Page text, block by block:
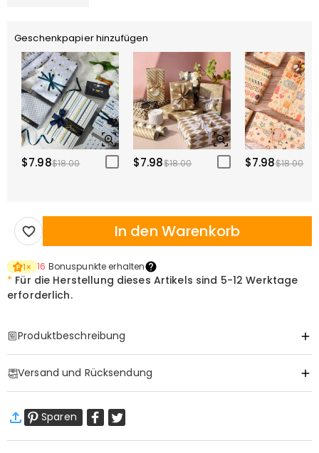
Geschenkpapier hinzufügen
$7.98$18.00 $7.98$18.00 $7.98$18.00
In den Warenkorb
1× 16 Bonuspunkte erhalten
* Für die Herstellung dieses Artikels sind 5-12 Werktage
erforderlich.
Produktbeschreibung
Versand und Rücksendung
Standardversand
9-18
Arbeitstage
Sparen